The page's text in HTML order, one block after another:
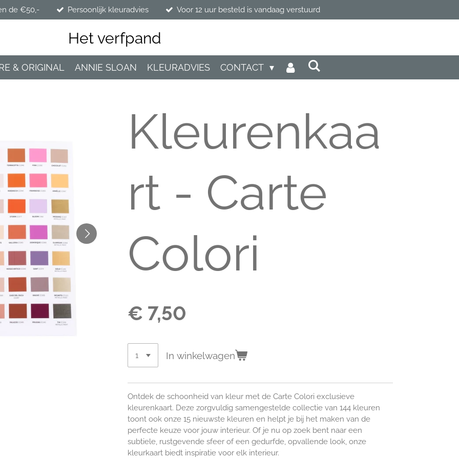
de €50,- Persoonlijk kleuradvies Voor 12 uur besteld is vandaag verstuurd
Het verfpand
& ORIGINAL ANNIE SLOAN KLEURADVIES CONTACT
Kleurenkaa
rt - Carte
Colori
€ 7,50
In winkelwagen
Ontdek de schoonheid van kleur met de Carte Colori exclusieve
kleurenkaart. Deze zorgvuldig samengestelde collectie van 144 kleuren
toont ook onze 15 nieuwste kleuren en helpt je bij het maken van de
perfecte keuze voor jouw interieur. Of je nu op zoek bent naar een
subtiele, rustgevende sfeer of een gedurfde, opvallende look, onze
kleurkaart biedt inspiratie voor elk interieur.